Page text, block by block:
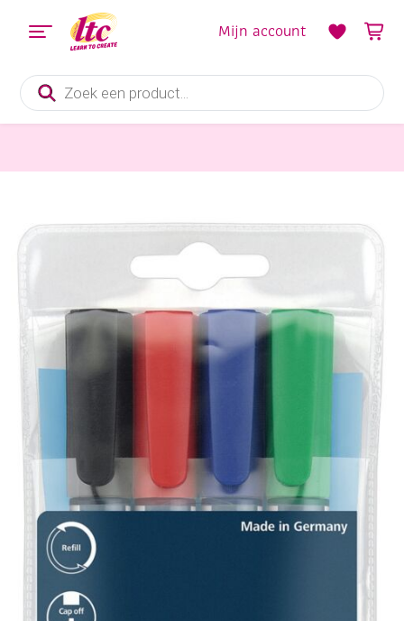
Producten
zoeken
Mijn account